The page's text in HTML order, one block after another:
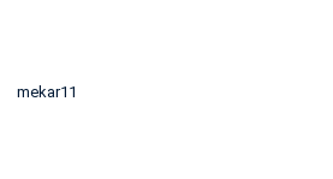
mekar11